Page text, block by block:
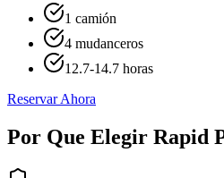
1 camión
4 mudanceros
12.7-14.7 horas
Reservar Ahora
Por Que Elegir Rapid